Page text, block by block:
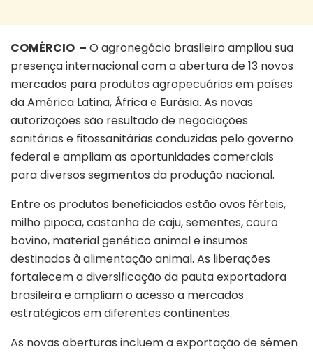
COMÉRCIO – O agronegócio brasileiro ampliou sua
presença internacional com a abertura de 13 novos
mercados para produtos agropecuários em países
da América Latina, África e Eurásia. As novas
autorizações são resultado de negociações
sanitárias e fitossanitárias conduzidas pelo governo
federal e ampliam as oportunidades comerciais
para diversos segmentos da produção nacional.
Entre os produtos beneficiados estão ovos férteis,
milho pipoca, castanha de caju, sementes, couro
bovino, material genético animal e insumos
destinados à alimentação animal. As liberações
fortalecem a diversificação da pauta exportadora
brasileira e ampliam o acesso a mercados
estratégicos em diferentes continentes.
As novas aberturas incluem a exportação de sêmen